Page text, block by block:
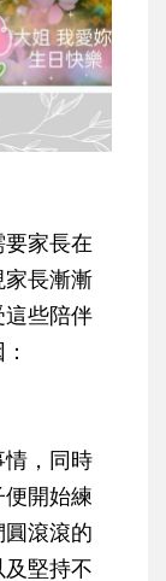
家長在
長漸漸
些陪伴
，同時
開始練
滾滾的
堅持不